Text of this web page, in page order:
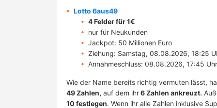
Lotto 6aus49
4 Felder für 1€
nur für Neukunden
Jackpot: 50 Millionen Euro
Ziehung: Samstag, 08.08.2026, 18:25
Annahmeschluss: 08.08.2026, 17:45 Uhr
Wie der Name bereits richtig vermuten lässt,
49 Zahlen, auf dem ihr6 Zahlen ankreuzt.
10 festlegen. Wenn ihr alle Zahlen inklusive